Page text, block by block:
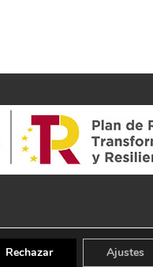
Rechazar Ajustes